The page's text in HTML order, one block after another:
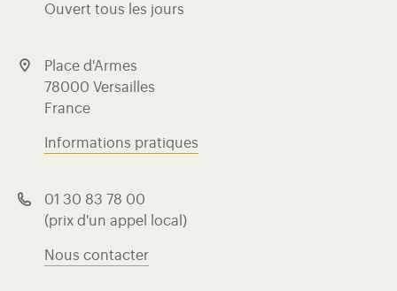
Ouvert tous les jours
Place d'Armes
78000 Versailles
France
Informations pratiques
01 30 83 78 00
(prix d'un appel local)
Nous contacter